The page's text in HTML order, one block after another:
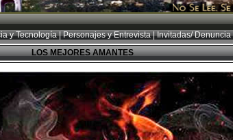
y Tecnología|Personajes y Entrevista|Invitadas/Denuncia
LOS MEJORES AMANTES